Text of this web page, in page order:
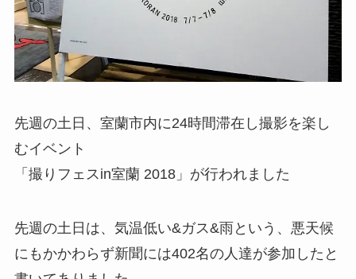
先週の土日、室蘭市内に24時間滞在し撮影を楽し
むイベント
「撮りフェスin室蘭 2018」が行われました
先週の土日は、気温低い&ガス&雨という、悪天候
にもかかわらず新聞には402名の人達が参加したと